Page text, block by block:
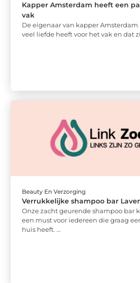
Kapper Amsterdam heeft een
vak
De eigenaar van kapper
veel liefde heeft voor het vak en dat
Beauty En Verzorging
Verrukkelijke shampoo bar
Onze zacht geurende shampoo bar
een must voor iedereen die graag
huis heeft. ...